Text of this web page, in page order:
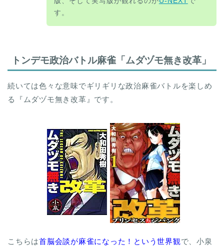
す。
トンデモ政治バトル麻雀「ムダヅモ無き改革」
続いては色々な意味でギリギリな政治麻雀バトルを楽しめ
る『ムダヅモ無き改革』です。
こちらは首脳会談が麻雀になった！という世界観で、小泉